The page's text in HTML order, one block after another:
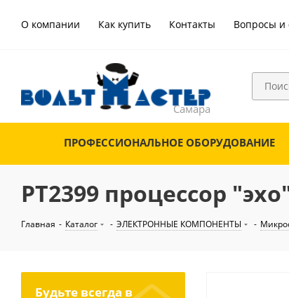
О компании Как купить Контакты Вопросы и
ПРОФЕССИОНАЛЬНОЕ ОБОРУДОВАНИЕ
PT2399 процессор
Главная - Каталог - ЭЛЕКТРОННЫЕ КОМПОНЕНТЫ -
Будьте всегда в